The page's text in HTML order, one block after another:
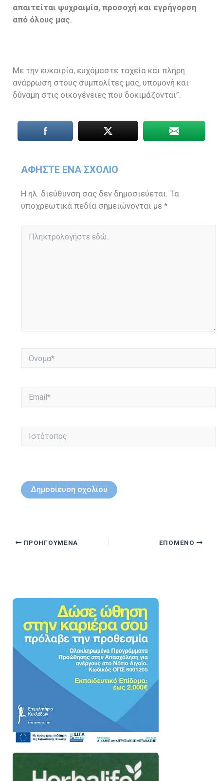
απαιτείται ψυχραιμία, προσοχή και εγρήγορση
από όλους μας.
Με την ευκαιρία, ευχόμαστε ταχεία και πλήρη
ανάρρωση στους συμπολίτες μας, υπομονή και
δύναμη στις οικογένειες που δοκιμάζονται”.
ΑΦΉΣΤΕ ΈΝΑ ΣΧΌΛΙΟ
Η ηλ. διεύθυνση σας δεν δημοσιεύεται. Τα
υποχρεωτικά πεδία σημειώνονται με*
εδώ..
Ιστότοπος
ΠΡΟΗΓΟΎΜΕΝΑ ΕΠΌΜΕΝΟ